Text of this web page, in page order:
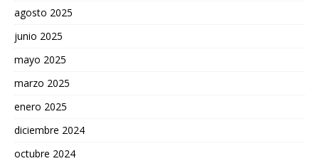
agosto 2025
junio 2025
mayo 2025
marzo 2025
enero 2025
diciembre 2024
octubre 2024